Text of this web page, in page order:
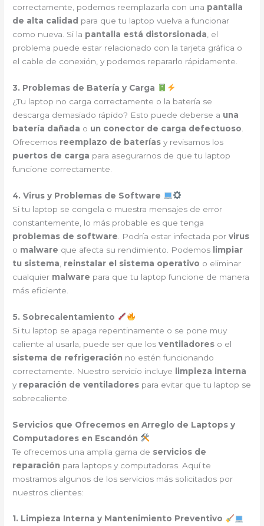
correctamente, podemos reemplazarla con una pantalla
de alta calidad para que tu laptop vuelva a funcionar
como nueva. Si la pantalla está distorsionada , el
problema puede estar relacionado con la tarjeta gráfica o
el cable de conexión, y podemos repararlo rápidamente.
3. Problemas de Batería y Carga
¿Tu laptop no carga correctamente o la batería se
descarga demasiado rápido? Esto puede deberse a una
batería dañada o un conector de carga defectuoso
Ofrecemos reemplazo de baterías y revisamos los
puertos de carga para asegurarnos de que tu laptop
funcione correctamente.
4. Virus y Problemas de Software
Si tu laptop se congela o muestra mensajes de error
constantemente, lo más probable es que tenga
problemas de software . Podría estar infectada porvirus
o malware que afecta su rendimiento. Podemos limpiar
tu sistema reinstalar el sistema operativo o eliminar
cualquier malware para que tu laptop funcione de manera
más eficiente.
5. Sobrecalentamiento
Si tu laptop se apaga repentinamente o se pone muy
caliente al usarla, puede ser que losventiladores o el
sistema de refrigeración no estén funcionando
correctamente. Nuestro servicio incluye
limpieza interna
y reparación de ventiladores para evitar que tu laptop se
sobrecaliente.
Servicios que Ofrecemos en Arreglo de Laptops y
Computadores en Escandón
Te ofrecemos una amplia gama de servicios de
reparación para laptops y computadoras. Aquí te
mostramos algunos de los servicios más solicitados por
nuestros clientes:
1. Limpieza Interna y Mantenimiento Preventivo